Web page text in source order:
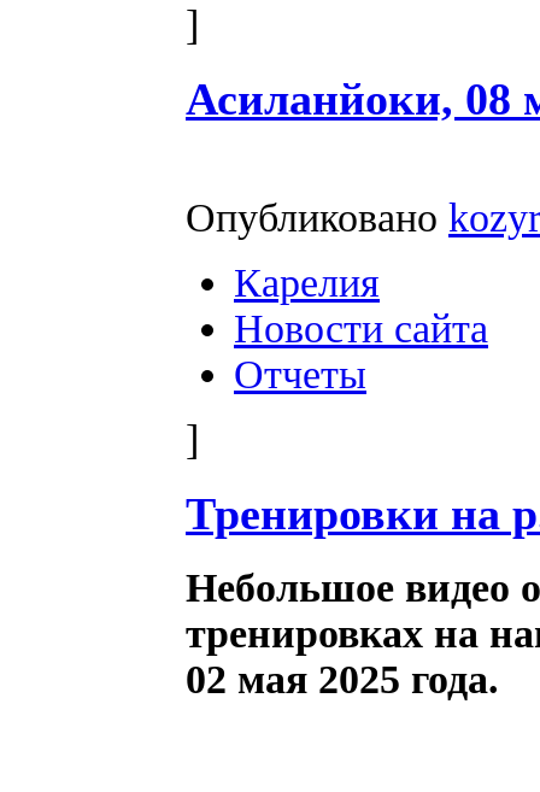
]
Асиланйоки, 08
Опубликовано
Карелия
Новости сайта
Отчеты
]
Тренировки на
Небольшое видео
тренировках на
02 мая 2025 года.